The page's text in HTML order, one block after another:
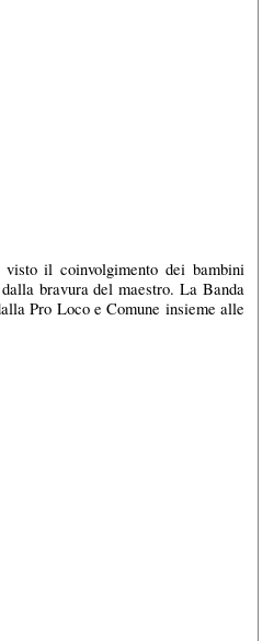
il coinvolgimento dei bambini
bravura del maestro. La Banda
Pro Loco e Comune insieme alle